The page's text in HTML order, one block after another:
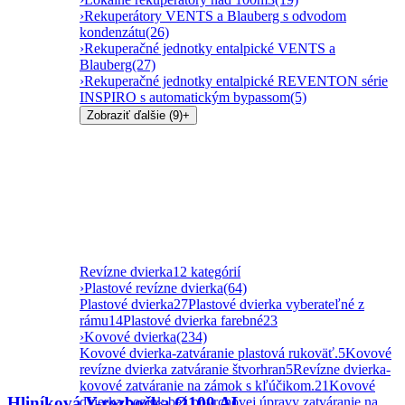
›Rekuperátory VENTS a Blauberg s odvodom
kondenzátu(26)
›Rekuperačné jednotky entalpické VENTS a
Blauberg(27)
›Rekuperačné jednotky entalpické REVENTON série
INSPIRO s automatickým bypassom(5)
Zobraziť ďalšie (9)+
Revízne dvierka12 kategórií
›Plastové revízne dvierka(64)
Plastové dvierka27Plastové dvierka vyberateľné z
rámu14Plastové dvierka farebné23
›Kovové dvierka(234)
Kovové dvierka-zatváranie plastová rukoväť.5Kovové
revízne dvierka zatváranie štvorhran5Revízne dvierka-
kovové zatváranie na zámok s kľúčikom.21Kovové
dvierka pozink bez povrchovej úpravy zatváranie na